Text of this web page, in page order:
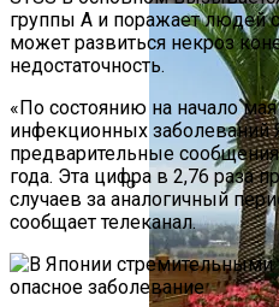
Из Чего
группы A и поражает людей
может развиться некроз
недостаточность.
«По состоянию на начало
инфекционных заболеваний
предварительные сообщения
года. Эта цифра в 2,76 раза
случаев за аналогичный
сообщает телеканал.